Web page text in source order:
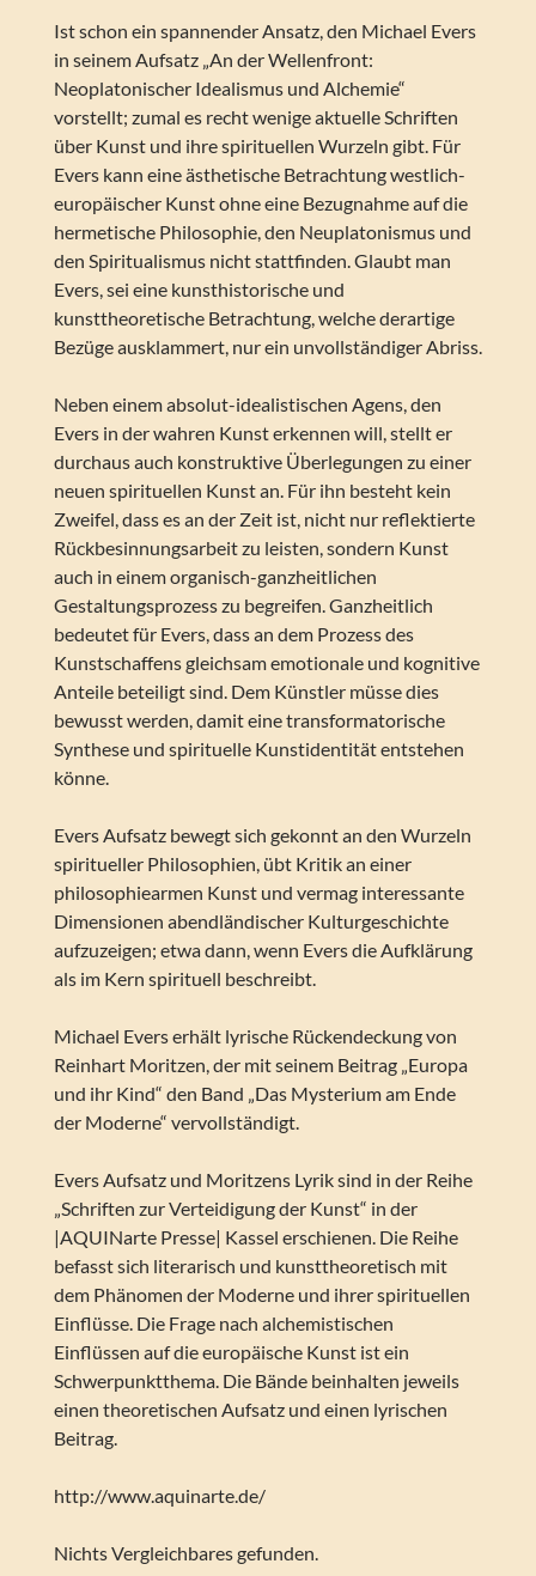
Ist schon ein spannender Ansatz, den Michael Evers
in seinem Aufsatz „An der Wellenfront:
Neoplatonischer Idealismus und Alchemie“
vorstellt; zumal es recht wenige aktuelle Schriften
über Kunst und ihre spirituellen Wurzeln gibt. Für
Evers kann eine ästhetische Betrachtung westlich-
europäischer Kunst ohne eine Bezugnahme auf die
hermetische Philosophie, den Neuplatonismus und
den Spiritualismus nicht stattfinden. Glaubt man
Evers, sei eine kunsthistorische und
kunsttheoretische Betrachtung, welche derartige
Bezüge ausklammert, nur ein unvollständiger Abriss.
Neben einem absolut-idealistischen Agens, den
Evers in der wahren Kunst erkennen will, stellt er
durchaus auch konstruktive Überlegungen zu einer
neuen spirituellen Kunst an. Für ihn besteht kein
Zweifel, dass es an der Zeit ist, nicht nur reflektierte
Rückbesinnungsarbeit zu leisten, sondern Kunst
auch in einem organisch-ganzheitlichen
Gestaltungsprozess zu begreifen. Ganzheitlich
bedeutet für Evers, dass an dem Prozess des
Kunstschaffens gleichsam emotionale und kognitive
Anteile beteiligt sind. Dem Künstler müsse dies
bewusst werden, damit eine transformatorische
Synthese und spirituelle Kunstidentität entstehen
könne.
Evers Aufsatz bewegt sich gekonnt an den Wurzeln
spiritueller Philosophien, übt Kritik an einer
philosophiearmen Kunst und vermag interessante
Dimensionen abendländischer Kulturgeschichte
aufzuzeigen; etwa dann, wenn Evers die Aufklärung
als im Kern spirituell beschreibt.
Michael Evers erhält lyrische Rückendeckung von
Reinhart Moritzen, der mit seinem Beitrag „Europa
und ihr Kind“ den Band „Das Mysterium am Ende
der Moderne“ vervollständigt.
Evers Aufsatz und Moritzens Lyrik sind in der Reihe
„Schriften zur Verteidigung der Kunst“ in der
|AQUINarte Presse| Kassel erschienen. Die Reihe
befasst sich literarisch und kunsttheoretisch mit
dem Phänomen der Moderne und ihrer spirituellen
Einflüsse. Die Frage nach alchemistischen
Einflüssen auf die europäische Kunst ist ein
Schwerpunktthema. Die Bände beinhalten jeweils
einen theoretischen Aufsatz und einen lyrischen
Beitrag.
http://www.aquinarte.de/
Nichts Vergleichbares gefunden.